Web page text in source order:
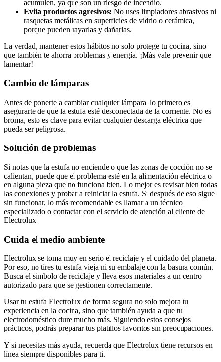
acumulen, ya que son un riesgo de incendio.
Evita productos agresivos: No uses limpiadores abrasivos ni
rasquetas metálicas en superficies de vidrio o cerámica,
porque pueden rayarlas y dañarlas.
La verdad, mantener estos hábitos no solo protege tu cocina, sino
que también te ahorra problemas y energía. ¡Más vale prevenir que
lamentar!
Cambio de lámparas
Antes de ponerte a cambiar cualquier lámpara, lo primero es
asegurarte de que la estufa esté desconectada de la corriente. No es
broma, esto es clave para evitar cualquier descarga eléctrica que
pueda ser peligrosa.
Solución de problemas
Si notas que la estufa no enciende o que las zonas de cocción no se
calientan, puede que el problema esté en la alimentación eléctrica o
en alguna pieza que no funciona bien. Lo mejor es revisar bien todas
las conexiones y probar a reiniciar la estufa. Si después de eso sigue
sin funcionar, lo más recomendable es llamar a un técnico
especializado o contactar con el servicio de atención al cliente de
Electrolux.
Cuida el medio ambiente
Electrolux se toma muy en serio el reciclaje y el cuidado del planeta.
Por eso, no tires tu estufa vieja ni su embalaje con la basura común.
Busca el símbolo de reciclaje y lleva esos materiales a un centro
autorizado para que se gestionen correctamente.
Usar tu estufa Electrolux de forma segura no solo mejora tu
experiencia en la cocina, sino que también ayuda a que tu
electrodoméstico dure mucho más. Siguiendo estos consejos
prácticos, podrás preparar tus platillos favoritos sin preocupaciones.
Y si necesitas más ayuda, recuerda que Electrolux tiene recursos en
línea siempre disponibles para ti.